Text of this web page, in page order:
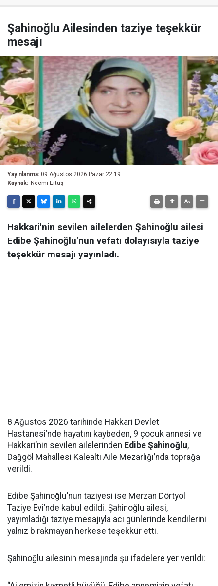
Şahinoğlu Ailesinden taziye teşekkür
mesajı
Yayınlanma: 09 Ağustos 2026 Pazar 22:19
Kaynak: Necmi Ertuş
Hakkari'nin sevilen ailelerden Şahinoğlu ailesi
Edibe Şahinoğlu'nun vefatı dolayısıyla taziye
teşekkür mesajı yayınladı.
8 Ağustos 2026 tarihinde Hakkari Devlet
Hastanesi’nde hayatını kaybeden, 9 çocuk annesi ve
Hakkari’nin sevilen ailelerinden Edibe Şahinoğlu,
Dağgöl Mahallesi Kalealtı Aile Mezarlığı’nda toprağa
verildi.
Edibe Şahinoğlu’nun taziyesi ise Merzan Dörtyol
Taziye Evi’nde kabul edildi. Şahinoğlu ailesi,
yayımladığı taziye mesajıyla acı günlerinde kendilerini
yalnız bırakmayan herkese teşekkür etti.
Şahinoğlu ailesinin mesajında şu ifadelere yer verildi: